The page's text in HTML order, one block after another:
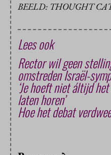
BEELD: THOUGHT
Lees ook
Rector wil geen
omstreden Israël-
‘Je hoeft niet áltijd
laten horen’
Hoe het debat